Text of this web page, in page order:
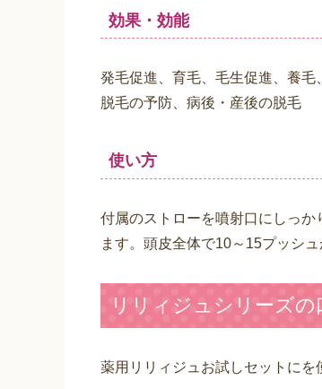
効果・効能
発毛促進、育毛、毛生促進、養毛
脱毛の予防、病後・産後の脱毛
使い方
付属のストローを噴射口にしっ
ます。頭皮全体で10～15プッシュ
リリィジュシリーズの
薬用リリィジュお試しセットにを